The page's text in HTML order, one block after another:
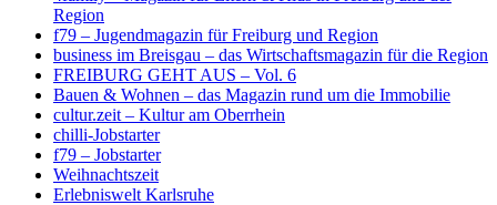
Region
f79 – Jugendmagazin für Freiburg und Region
business im Breisgau – das Wirtschaftsmagazin für die Region
FREIBURG GEHT AUS – Vol. 6
Bauen & Wohnen – das Magazin rund um die Immobilie
cultur.zeit – Kultur am Oberrhein
chilli-Jobstarter
f79 – Jobstarter
Weihnachtszeit
Erlebniswelt Karlsruhe